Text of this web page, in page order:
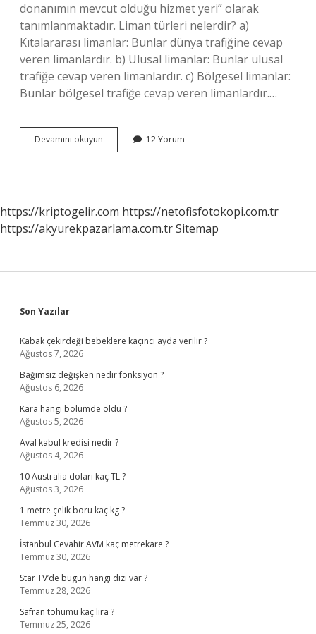
donanımın mevcut olduğu hizmet yeri” olarak
tanımlanmaktadır. Liman türleri nelerdir? a)
Kıtalararası limanlar: Bunlar dünya trafiğine cevap
veren limanlardır. b) Ulusal limanlar: Bunlar ulusal
trafiğe cevap veren limanlardır. c) Bölgesel limanlar:
Bunlar bölgesel trafiğe cevap veren limanlardır.…
Devamını okuyun
Ne
12 Yorum
https://kriptogelir.com https://netofisfotokopi.com.tr
https://akyurekpazarlama.com.trSitemap
Sidebar
Son Yazılar
Kabak çekirdeği bebeklere kaçıncı ayda verilir ?
Ağustos 7, 2026
Bağımsız değişken nedir fonksiyon ?
Ağustos 6, 2026
Kara hangi bölümde öldü ?
Ağustos 5, 2026
Aval kabul kredisi nedir ?
Ağustos 4, 2026
10 Australia doları kaç TL ?
Ağustos 3, 2026
1 metre çelik boru kaç kg ?
Temmuz 30, 2026
İstanbul Cevahir AVM kaç metrekare ?
Temmuz 30, 2026
Star TV’de bugün hangi dizi var ?
Temmuz 28, 2026
Safran tohumu kaç lira ?
Temmuz 25, 2026